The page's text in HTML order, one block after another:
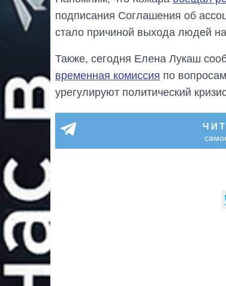
подписания Соглашения об
стало причиной выхода людей
Также, сегодня Елена Лукаш
временная комиссия по
урегулируют политический